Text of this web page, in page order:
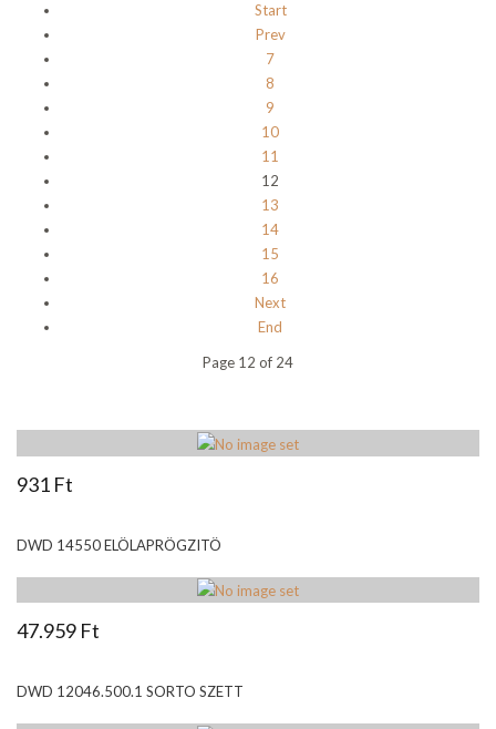
Start
Prev
7
8
9
10
11
12
13
14
15
16
Next
End
Page 12 of 24
931 Ft
DWD 14550 ELÖLAPRÖGZITÖ
47.959 Ft
DWD 12046.500.1 SORTO SZETT